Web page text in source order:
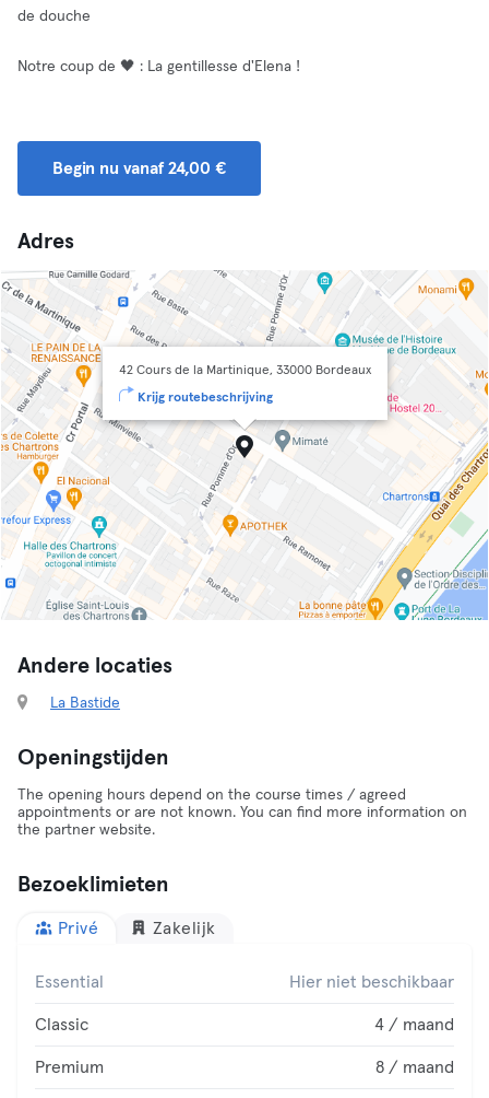
de douche
Notre coup de 🖤 : La gentillesse d'Elena !
Begin nu vanaf 24,00 €
Adres
42 Cours de la Martinique, 33000 Bordeaux
Krijg routebeschrijving
Andere locaties
La Bastide
Openingstijden
The opening hours depend on the course times / agreed
appointments or are not known. You can find more information on
the partner website.
Bezoeklimieten
Privé Zakelijk
Essential Hier niet beschikbaar
Classic 4 / maand
Premium 8 / maand